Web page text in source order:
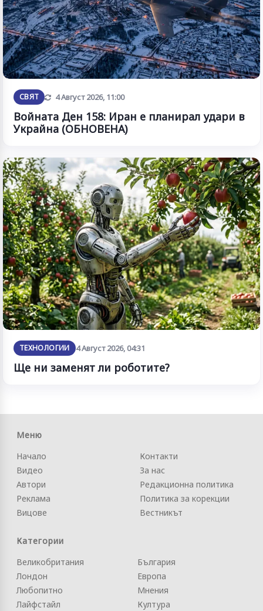
СВЯТ Обновена
4 Август 2026, 11:00
Войната Ден 158: Иран е планирал удари в
Украйна (ОБНОВЕНА)
ТЕХНОЛОГИИ 4 Август 2026, 04:31
Ще ни заменят ли роботите?
Меню
Начало
Видео
Автори
Реклама
Вицове
Контакти
За нас
Редакционна политика
Политика за корекции
Вестникът
Категории
Великобритания
Лондон
Любопитно
Лайфстайл
България
Европа
Мнения
Култура